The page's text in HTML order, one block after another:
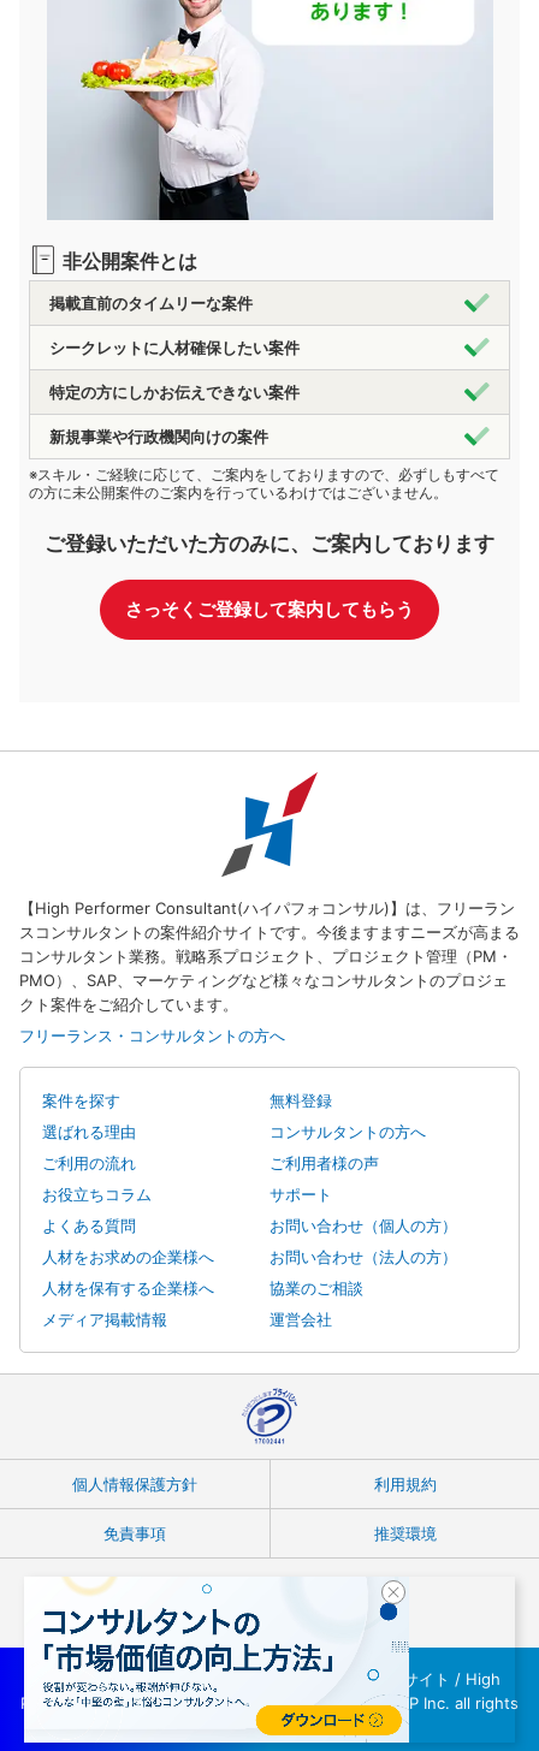
非公開案件とは
掲載直前のタイムリーな案件
シークレットに人材確保したい案件
特定の方にしかお伝えできない案件
新規事業や行政機関向けの案件
※スキル・ご経験に応じて、ご案内をしておりますので、必ずしもすべて
の方に未公開案件のご案内を行っているわけではございません。
ご登録いただいた方のみに、ご案内しております
さっそくご登録して案内してもらう
【High Performer Consultant(ハイパフォコンサル)】は、フリーラン
スコンサルタントの案件紹介サイトです。今後ますますニーズが高まる
コンサルタント業務。戦略系プロジェクト、プロジェクト管理（PM・
PMO）、SAP、マーケティングなど様々なコンサルタントのプロジェ
クト案件をご紹介しています。
フリーランス・コンサルタントの方へ
案件を探す
無料登録
選ばれる理由
コンサルタントの方へ
ご利用の流れ
ご利用者様の声
お役立ちコラム
サポート
よくある質問
お問い合わせ（個人の方）
人材をお求めの企業様へ
お問い合わせ（法人の方）
人材を保有する企業様へ
協業のご相談
メディア掲載情報
運営会社
個人情報保護方針 利用規約
免責事項 推奨環境
Copyright © フリーランスコンサルタント案件紹介サイト / High
Performer Consultant(ハイパフォコンサル) / INTLOOP Inc. all rights
reserved.